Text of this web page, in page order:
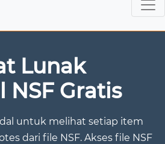
Lunak
NSF Gratis
untuk melihat setiap item
dari file NSF. Akses file NSF